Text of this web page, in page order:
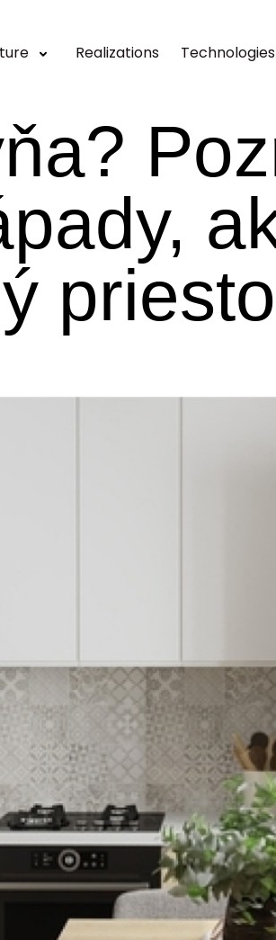
Realizations Technologies